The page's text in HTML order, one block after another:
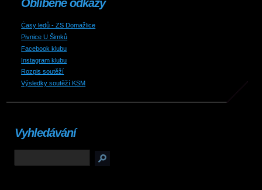
Oblíbené odkazy
Časy ledů - ZS Domažlice
Pivnice U Šimků
Facebook klubu
Instagram klubu
Rozpis soutěží
Výsledky soutěží KSM
Vyhledávání